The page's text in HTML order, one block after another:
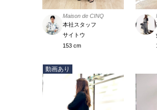
Maison de CINQ
本社スタッフ
サイトウ
153 cm
動画あり